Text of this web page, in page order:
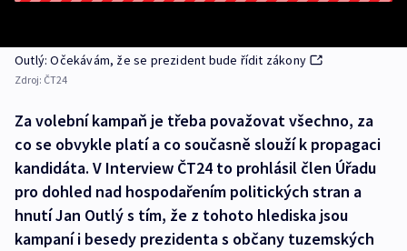
Outlý: Očekávám, že se prezident bude řídit zákony
Zdroj: ČT24
Za volební kampaň je třeba považovat všechno, za
co se obvykle platí a co současně slouží k propagaci
kandidáta. V Interview ČT24 to prohlásil člen Úřadu
pro dohled nad hospodařením politických stran a
hnutí Jan Outlý s tím, že z tohoto hlediska jsou
kampaní i besedy prezidenta s občany tuzemských